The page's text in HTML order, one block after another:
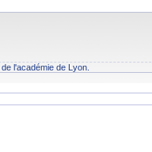
de l'académie de Lyon.